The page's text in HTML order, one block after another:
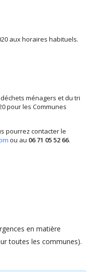
aux horaires habituels.
ménagers et du tri
pour les Communes
pourrez contacter le
ou au 06 71 05 52 66.
en matière
toutes les communes).